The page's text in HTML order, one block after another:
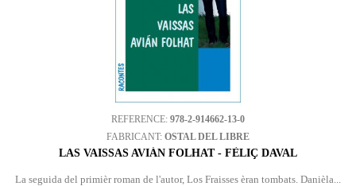
REFERENCE: 978-2-914662-13-0
FABRICANT: OSTAL DEL LIBRE
LAS VAISSAS AVIÁN FOLHAT - FÈLIÇ DAVAL
La seguida del primièr roman de l'autor, Los Fraisses èran tombats. Danièla...